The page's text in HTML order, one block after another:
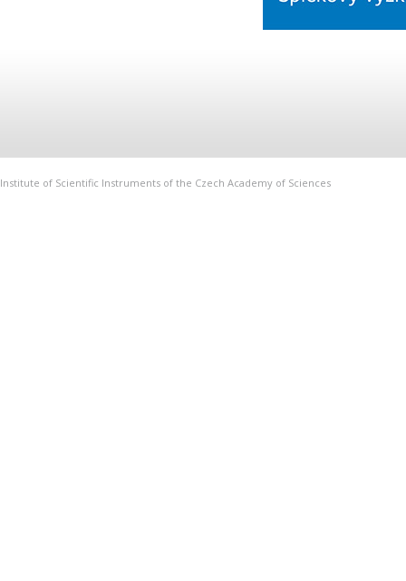
Institute of Scientific Instruments of the Czech Academy of Sciences